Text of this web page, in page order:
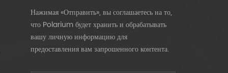
Нажимая «Отправить», вы соглашаетесь на то,
что Polarium будет хранить и обрабатывать
вашу личную информацию для
предоставления вам запрошенного контента.